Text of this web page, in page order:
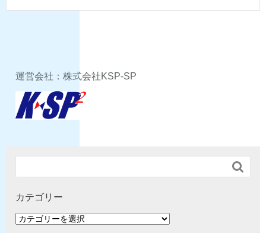
運営会社：株式会社KSP-SP

カテゴリー
カ